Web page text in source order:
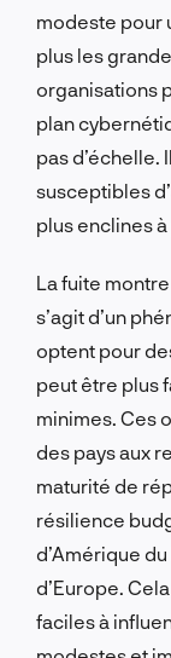
modeste pour
plus les
organisations
plan
pas d’échelle.
susceptibles
plus enclines
La fuite montre
s’agit d’un
optent pour
peut être plus
minimes. Ces
des pays aux
maturité de
résilience
d’Amérique
d’Europe.
faciles à